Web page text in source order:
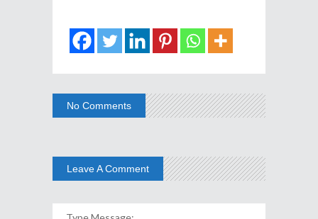
No Comments
Leave A Comment